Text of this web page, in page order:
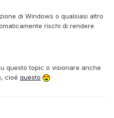
di Windows o qualsiasi altro
rischi di rendere
questo topic o visionare anche
cioé questo